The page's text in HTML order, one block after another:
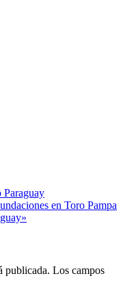
en Toro Pampa
publicada. Los campos